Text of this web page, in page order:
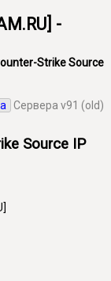
-
Strike Source
Сервера v91 (old)
Source IP